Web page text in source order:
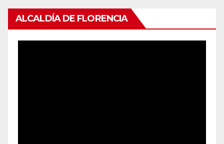
ALCALDÍA DE FLORENCIA